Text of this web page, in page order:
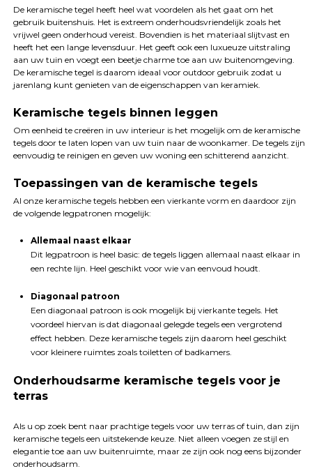
De keramische tegel heeft heel wat voordelen als het gaat om het
gebruik buitenshuis. Het is extreem onderhoudsvriendelijk zoals het
vrijwel geen onderhoud vereist. Bovendien is het materiaal slijtvast en
heeft het een lange levensduur. Het geeft ook een luxueuze uitstraling
aan uw tuin en voegt een beetje charme toe aan uw buitenomgeving.
De keramische tegel is daarom ideaal voor outdoor gebruik zodat u
jarenlang kunt genieten van de eigenschappen van keramiek.
Keramische tegels binnen leggen
Om eenheid te creëren in uw interieur is het mogelijk om de keramische
tegels door te laten lopen van uw tuin naar de woonkamer. De tegels zijn
eenvoudig te reinigen en geven uw woning een schitterend aanzicht.
Toepassingen van de keramische tegels
Al onze keramische tegels hebben een vierkante vorm en daardoor zijn
de volgende legpatronen mogelijk:
Allemaal naast elkaar
Dit legpatroon is heel basic: de tegels liggen allemaal naast elkaar in
een rechte lijn. Heel geschikt voor wie van eenvoud houdt.
Diagonaal patroon
Een diagonaal patroon is ook mogelijk bij vierkante tegels. Het
voordeel hiervan is dat diagonaal gelegde tegels een vergrotend
effect hebben. Deze keramische tegels zijn daarom heel geschikt
voor kleinere ruimtes zoals toiletten of badkamers.
Onderhoudsarme keramische tegels voor je
terras
Als u op zoek bent naar prachtige tegels voor uw terras of tuin, dan zijn
keramische tegels een uitstekende keuze. Niet alleen voegen ze stijl en
elegantie toe aan uw buitenruimte, maar ze zijn ook nog eens bijzonder
onderhoudsarm.